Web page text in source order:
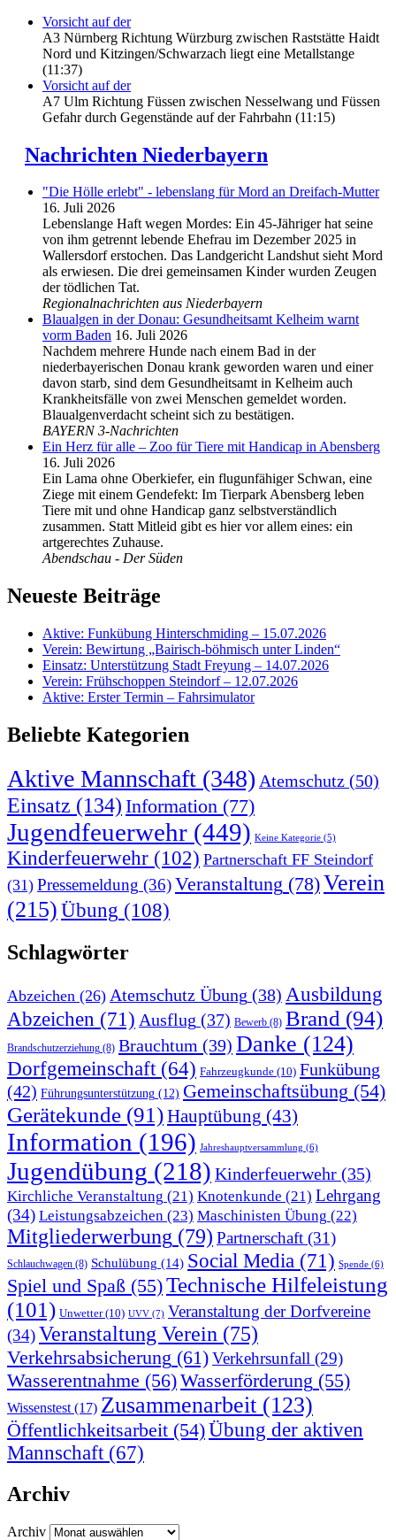
Vorsicht auf der
A3 Nürnberg Richtung Würzburg zwischen Raststätte Haidt
Nord und Kitzingen/Schwarzach liegt eine Metallstange
(11:37)
Vorsicht auf der
A7 Ulm Richtung Füssen zwischen Nesselwang und Füssen
Gefahr durch Gegenstände auf der Fahrbahn (11:15)
Nachrichten Niederbayern
"Die Hölle erlebt" - lebenslang für Mord an Dreifach-Mutter
16. Juli 2026
Lebenslange Haft wegen Mordes: Ein 45-Jähriger hat seine
von ihm getrennt lebende Ehefrau im Dezember 2025 in
Wallersdorf erstochen. Das Landgericht Landshut sieht Mord
als erwiesen. Die drei gemeinsamen Kinder wurden Zeugen
der tödlichen Tat.
Regionalnachrichten aus Niederbayern
Blaualgen in der Donau: Gesundheitsamt Kelheim warnt
vorm Baden 16. Juli 2026
Nachdem mehrere Hunde nach einem Bad in der
niederbayerischen Donau krank geworden waren und einer
davon starb, sind dem Gesundheitsamt in Kelheim auch
Krankheitsfälle von zwei Menschen gemeldet worden.
Blaualgenverdacht scheint sich zu bestätigen.
BAYERN 3-Nachrichten
Ein Herz für alle – Zoo für Tiere mit Handicap in Abensberg
16. Juli 2026
Ein Lama ohne Oberkiefer, ein flugunfähiger Schwan, eine
Ziege mit einem Gendefekt: Im Tierpark Abensberg leben
Tiere mit und ohne Handicap ganz selbstverständlich
zusammen. Statt Mitleid gibt es hier vor allem eines: ein
artgerechtes Zuhause.
Abendschau - Der Süden
Neueste Beiträge
Aktive: Funkübung Hinterschmiding – 15.07.2026
Verein: Bewirtung „Bairisch-böhmisch unter Linden“
Einsatz: Unterstützung Stadt Freyung – 14.07.2026
Verein: Frühschoppen Steindorf – 12.07.2026
Aktive: Erster Termin – Fahrsimulator
Beliebte Kategorien
Aktive Mannschaft (348) Atemschutz (50)
Einsatz (134) Information (77)
Jugendfeuerwehr (449) Keine Kategorie (5)
Kinderfeuerwehr (102) Partnerschaft FF Steindorf
(31) Pressemeldung (36)Veranstaltung (78)Verein
(215)Übung (108)
Schlagwörter
Abzeichen (26) Atemschutz Übung (38) Ausbildung
Abzeichen (71) Ausflug (37) Bewerb (8) Brand (94)
Brandschutzerziehung (8) Brauchtum (39) Danke (124)
Dorfgemeinschaft (64) Fahrzeugkunde (10) Funkübung
(42) Führungsunterstützung (12) Gemeinschaftsübung (54)
Gerätekunde (91)Hauptübung (43)
Information (196) Jahreshauptversammlung (6)
Jugendübung (218) Kinderfeuerwehr (35)
Kirchliche Veranstaltung (21) Knotenkunde (21) Lehrgang
(34) Leistungsabzeichen (23) Maschinisten Übung (22)
Mitgliederwerbung (79) Partnerschaft (31)
Schlauchwagen (8) Schulübung (14) Social Media (71) Spende (6)
Spiel und Spaß (55)Technische Hilfeleistung
(101) Unwetter(10) UVV (7) Veranstaltung der Dorfvereine
(34)Veranstaltung Verein (75)
Verkehrsabsicherung (61)Verkehrsunfall (29)
Wasserentnahme (56)Wasserförderung (55)
Wissenstest (17) Zusammenarbeit (123)
Öffentlichkeitsarbeit (54)Übung der aktiven
Mannschaft (67)
Archiv
Archiv